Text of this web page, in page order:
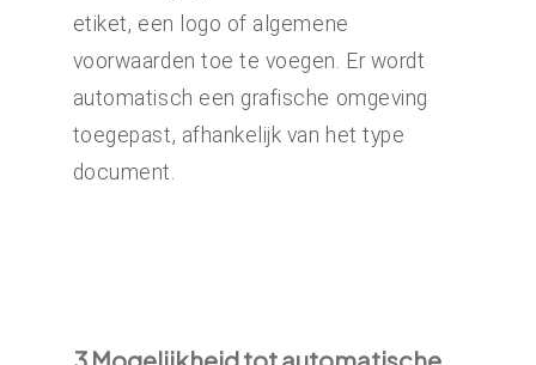
etiket, een logo of algemene
voorwaarden toe te voegen. Er wordt
automatisch een grafische omgeving
toegepast, afhankelijk van het type
document.